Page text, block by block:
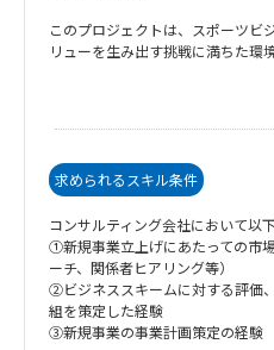
このプロジェクトは、スポーツビ
リューを生み出す挑戦に満ちた環
求められるスキル条件
コンサルティング会社において以
①新規事業立上げにあたっての市
ーチ、関係者ヒアリング等）
②ビジネススキームに対する評価
組を策定した経験
③新規事業の事業計画策定の経験